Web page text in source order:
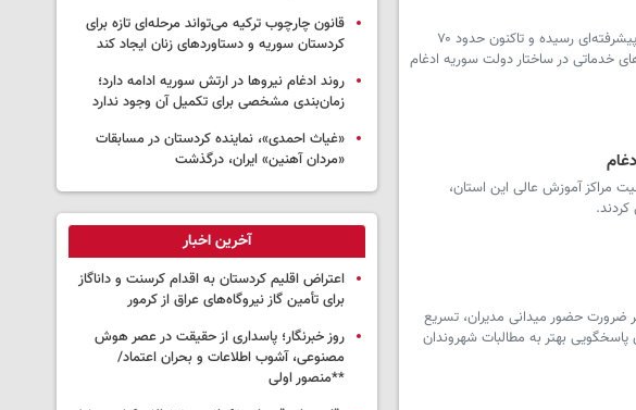
سرویس سوریه - استاندار حسکه اعلام کرد روند ادغام و فعال‌سازی نهادهای دولتی در این استان به مرحله پیشرفته‌ای رسیده و تاکنون حدود ۷۰
خدماتی در ساختار دولت سوریه ادغام
آموزش عالی این استان،
حضور میدانی مدیران، تسریع
بهتر به مطالبات شهروندان
قانون چارچوب ترکیه می‌تواند مرحله‌ای تازه برای
کردستان سوریه و دستاوردهای زنان ایجاد کند
روند ادغام نیروها در ارتش سوریه ادامه دارد؛
زمان‌بندی مشخصی برای تکمیل آن وجود ندارد
«غیاث احمدی»، نماینده کردستان در مسابقات
«مردان آهنین» ایران، درگذشت
آخرین اخبار
اعتراض اقلیم کردستان به اقدام کرسنت و داناگاز
برای تأمین گاز نیروگاه‌های عراق از کرمور
روز خبرنگار؛ پاسداری از حقیقت در عصر هوش
مصنوعی، آشوب اطلاعات و بحران اعتماد/
**منصور اولی